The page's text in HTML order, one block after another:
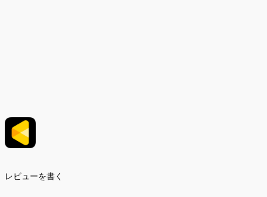
レビューを書く